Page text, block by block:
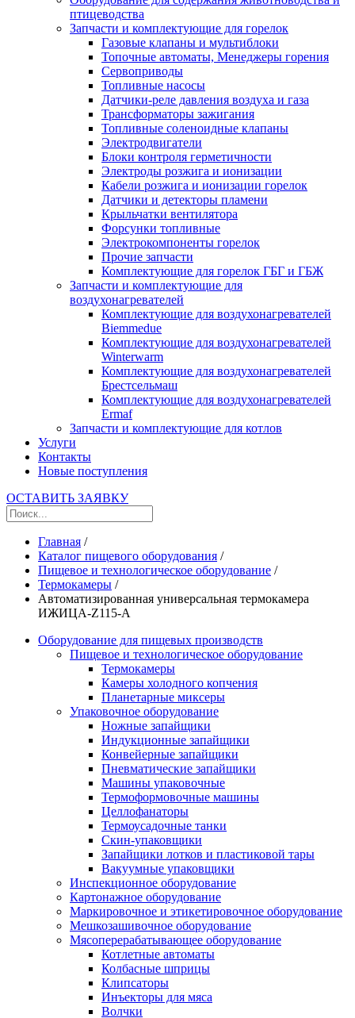
птицеводства
Запчасти и комплектующие для горелок
Газовые клапаны и мультиблоки
Топочные автоматы, Менеджеры горения
Сервоприводы
Топливные насосы
Датчики-реле давления воздуха и газа
Трансформаторы зажигания
Топливные соленоидные клапаны
Электродвигатели
Блоки контроля герметичности
Электроды розжига и ионизации
Кабели розжига и ионизации горелок
Датчики и детекторы пламени
Крыльчатки вентилятора
Форсунки топливные
Электрокомпоненты горелок
Прочие запчасти
Комплектующие для горелок ГБГ и ГБЖ
Запчасти и комплектующие для
воздухонагревателей
Комплектующие для воздухонагревателей
Biemmedue
Комплектующие для воздухонагревателей
Winterwarm
Комплектующие для воздухонагревателей
Брестсельмаш
Комплектующие для воздухонагревателей
Ermaf
Запчасти и комплектующие для котлов
Услуги
Контакты
Новые поступления
ОСТАВИТЬ ЗАЯВКУ
Главная /
Каталог пищевого оборудования /
Пищевое и технологическое оборудование /
Термокамеры /
Автоматизированная универсальная термокамера
ИЖИЦА-Z115-A
Оборудование для пищевых производств
Пищевое и технологическое оборудование
Термокамеры
Камеры холодного копчения
Планетарные миксеры
Упаковочное оборудование
Ножные запайщики
Индукционные запайщики
Конвейерные запайщики
Пневматические запайщики
Машины упаковочные
Термоформовочные машины
Целлофанаторы
Термоусадочные танки
Скин-упаковщики
Запайщики лотков и пластиковой тары
Вакуумные упаковщики
Инспекционное оборудование
Картонажное оборудование
Маркировочное и этикетировочное оборудование
Мешкозашивочное оборудование
Мясоперерабатывающее оборудование
Котлетные автоматы
Колбасные шприцы
Клипсаторы
Инъекторы для мяса
Волчки